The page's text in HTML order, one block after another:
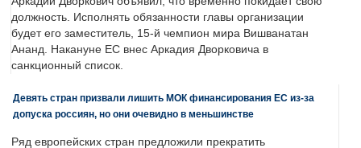
должность. Исполнять обязанности главы организации
будет его заместитель, 15-й чемпион мира Вишванатан
Ананд. Накануне ЕС внес Аркадия Дворковича в
санкционный список.
Девять стран призвали лишить МОК финансирования ЕС из-за
допуска россиян, но они очевидно в меньшинстве
Ряд европейских стран предложили прекратить